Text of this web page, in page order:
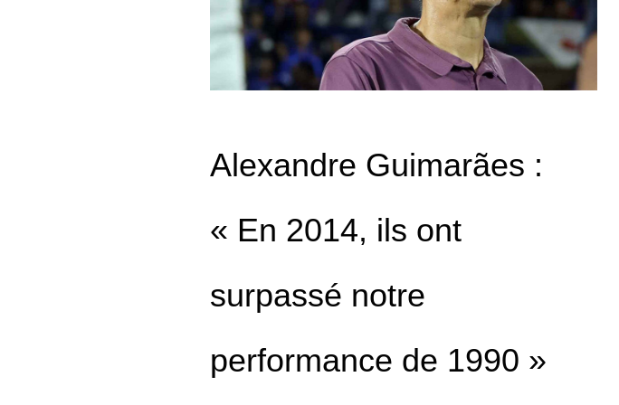
Alexandre Guimarães :
« En 2014, ils ont
surpassé notre
performance de 1990 »